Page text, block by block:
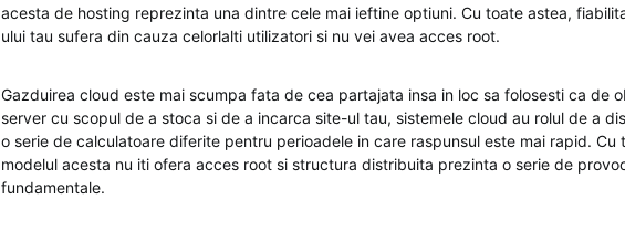
acesta de hosting reprezinta una dintre cele mai ieftine optiuni. Cu toate astea,
ului tau sufera din cauza celorlalti utilizatori si nu vei avea acces root.
Gazduirea cloud este mai scumpa fata de cea partajata insa in loc sa folosesti ca de
server cu scopul de a stoca si de a incarca site-ul tau, sistemele cloud au rolul de a
o serie de calculatoare diferite pentru perioadele in care raspunsul este mai rapid. Cu
modelul acesta nu iti ofera acces root si structura distribuita prezinta o serie de
fundamentale.